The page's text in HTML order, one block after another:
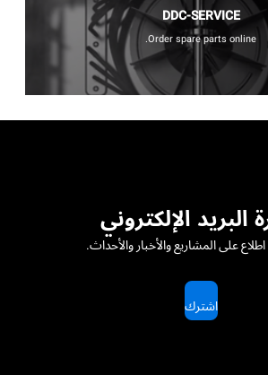
DDC-SERVICE
Order spare parts online.
البريد الإلكتروني
اطلاع على المشاريع والأخبار والأحداث.
اشترك